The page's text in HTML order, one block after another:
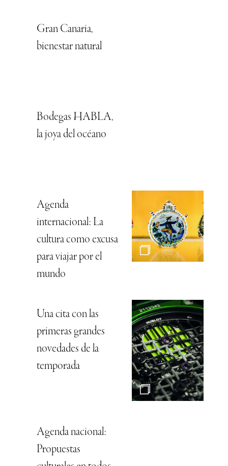
Gran Canaria,
bienestar natural
Bodegas HABLA,
la joya del océano
Agenda
internacional: La
cultura como excusa
para viajar por el
mundo
Una cita con las
primeras grandes
novedades de la
temporada
Agenda nacional:
Propuestas